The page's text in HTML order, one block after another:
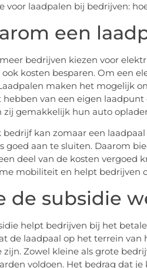
voor laadpalen bij bedrijven:
een
bedrijven kiezen voor
kosten besparen. Om een
maken het mogelijk
hebben van een eigen
zij gemakkelijk hun auto
bedrijf kan zomaar een
goed aan te sluiten. Daarom
deel van de kosten vergoed
mobiliteit en helpt bedrijven
de subsidie
helpt bedrijven bij het
de laadpaal op het terrein
zijn. Zowel kleine als grote
voldoen. Het bedrag dat